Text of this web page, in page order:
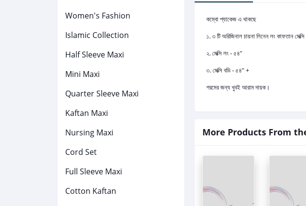
Women's Fashion
Islamic Collection
Half Sleeve Maxi
Mini Maxi
Quarter Sleeve Maxi
Kaftan Maxi
Nursing Maxi
Cord Set
Full Sleeve Maxi
Cotton Kaftan
কম্বো প্যাকেজ এ থাকছে
১. ৩ টি অরিজিনাল চায়না লিনেন লং কাফতান মেক্সি
২. মেক্সি লং - ৫৪"
৩. মেক্সি বডি - ৫৪" +
গরমের জন্য খুবই আরাম দায়ক।
More Products From